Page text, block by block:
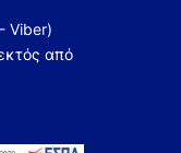
Viber)
από